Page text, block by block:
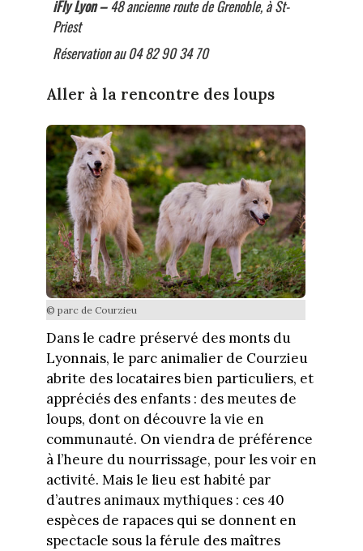
iFly Lyon –48 ancienne route de Grenoble, à St-
Priest
Réservation au 04 82 90 34 70
Aller à la rencontre des loups
© parc de Courzieu
Dans le cadre préservé des monts du
Lyonnais, le parc animalier de Courzieu
abrite des locataires bien particuliers, et
appréciés des enfants : des meutes de
loups, dont on découvre la vie en
communauté. On viendra de préférence
à l’heure du nourrissage, pour les voir en
activité. Mais le lieu est habité par
d’autres animaux mythiques : ces 40
espèces de rapaces qui se donnent en
spectacle sous la férule des maîtres